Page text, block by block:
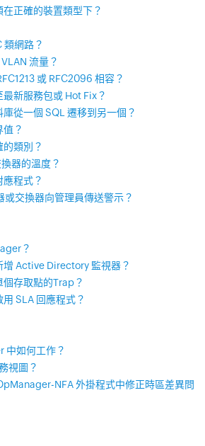
正確的裝置類型下？
類網路？
流量？
或 RFC2096 相容？
新服務包或 Hot Fix？
從一個 SQL 遷移到另一個？
？
類別？
器的溫度？
程式？
交換器向管理員傳送警示？
？
Active Directory 監視器？
存取點的Trap？
SLA 回應程式？
中如何工作？
視圖？
NFA 外掛程式中修正時區差異問